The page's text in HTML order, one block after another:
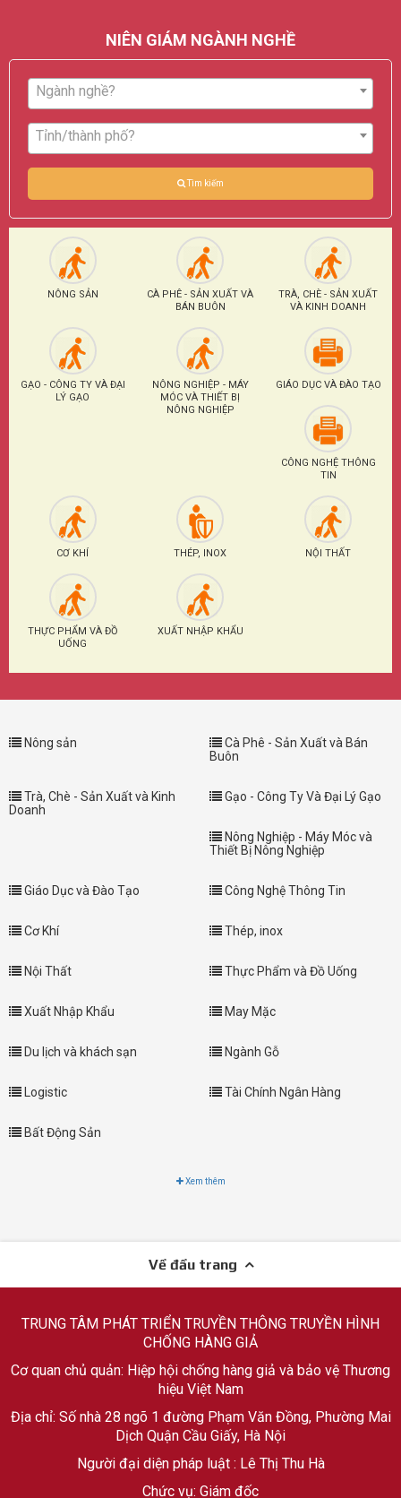
NIÊN GIÁM NGÀNH NGHỀ
Ngành nghề?
Tỉnh/thành phố?
Tìm kiếm
NÔNG SẢN
CÀ PHÊ - SẢN XUẤT VÀ
BÁN BUÔN
TRÀ, CHÈ - SẢN XUẤT
VÀ KINH DOANH
GẠO - CÔNG TY VÀ ĐẠI
LÝ GẠO
NÔNG NGHIỆP - MÁY
MÓC VÀ THIẾT BỊ
NÔNG NGHIỆP
GIÁO DỤC VÀ ĐÀO TẠO
CÔNG NGHỆ THÔNG
TIN
CƠ KHÍ THÉP, INOX NỘI THẤT
THỰC PHẨM VÀ ĐỒ
UỐNG
XUẤT NHẬP KHẨU
Nông sản
Cà Phê - Sản Xuất và Bán
Buôn
Trà, Chè - Sản Xuất và Kinh
Doanh
Gạo - Công Ty Và Đại Lý Gạo
Nông Nghiệp - Máy Móc và
Thiết Bị Nông Nghiệp
Giáo Dục và Đào Tạo Công Nghệ Thông Tin
Cơ Khí Thép, inox
Nội Thất Thực Phẩm và Đồ Uống
Xuất Nhập Khẩu May Mặc
Du lịch và khách sạn Ngành Gỗ
Logistic Tài Chính Ngân Hàng
Bất Động Sản
Xem thêm
Về đầu trang
TRUNG TÂM PHÁT TRIỂN TRUYỀN THÔNG TRUYỀN HÌNH
CHỐNG HÀNG GIẢ
Cơ quan chủ quản: Hiệp hội chống hàng giả và bảo vệ Thương
hiệu Việt Nam
Địa chỉ: Số nhà 28 ngõ 1 đường Phạm Văn Đồng, Phường Mai
Dịch Quận Cầu Giấy, Hà Nội
Người đại diện pháp luật : Lê Thị Thu Hà
Chức vụ: Giám đốc